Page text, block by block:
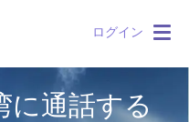
ログイン
に通話する